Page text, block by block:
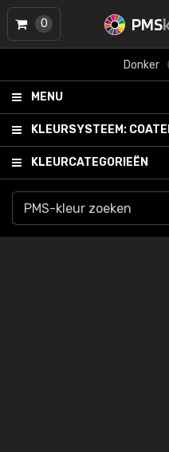
PMS
Donker
MENU
KLEURSYSTEEM:
KLEURCATEGORIEËN
0